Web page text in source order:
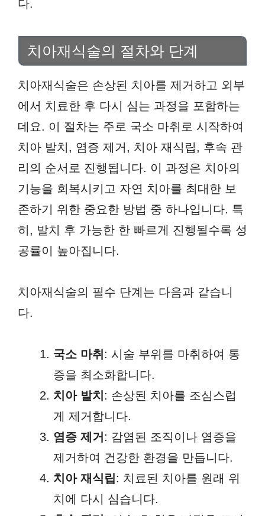
다.
치아재식술의 절차와 단계
치아재식술은 손상된 치아를 제거하고 외부
에서 치료한 후 다시 심는 과정을 포함하는
데요. 이 절차는 주로 국소 마취로 시작하여
치아 발치, 염증 제거, 치아 재식립, 후속 관
리의 순서로 진행됩니다. 이 과정은 치아의
기능을 회복시키고 자연 치아를 최대한 보
존하기 위한 중요한 방법 중 하나입니다. 특
히, 발치 후 가능한 한 빠르게 진행될수록 성
공률이 높아집니다.
치아재식술의 필수 단계는 다음과 같습니
다.
국소 마취 : 시술 부위를 마취하여 통
증을 최소화합니다.
치아 발치 : 손상된 치아를 조심스럽
게 제거합니다.
염증 제거 : 감염된 조직이나 염증을
제거하여 건강한 환경을 만듭니다.
치아 재식립: 치료된 치아를 원래 위
치에 다시 심습니다.